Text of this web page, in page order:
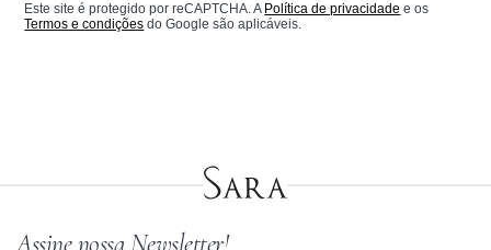
Este site é protegido por reCAPTCHA. A Política de privacidade e os
Termos e condições do Google são aplicáveis.